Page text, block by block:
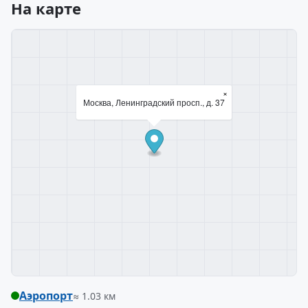
На карте
Москва, Ленинградский просп., д. 37
×
Аэропорт≈ 1.03 км